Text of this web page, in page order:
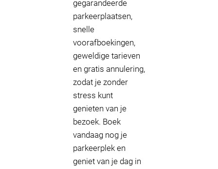
gegarandeerde
parkeerplaatsen,
snelle
voorafboekingen,
geweldige tarieven
en gratis annulering,
zodat je zonder
stress kunt
genieten van je
bezoek. Boek
vandaag nog je
parkeerplek en
geniet van je dag in